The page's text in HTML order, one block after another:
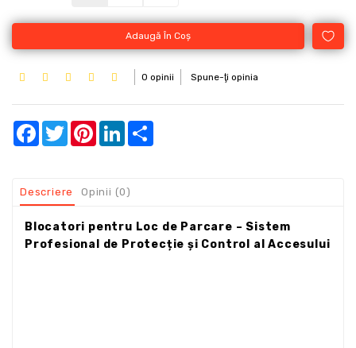
Adaugă În Coş
0 opinii Spune-ţi opinia
Facebook
TwitterPinterestLinkedIn
Descriere Opinii (0)
Blocatori pentru Loc de Parcare – Sistem
Profesional de Protecție și Control al Accesului